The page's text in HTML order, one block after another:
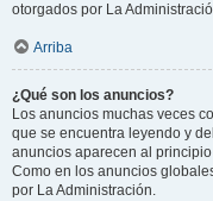
otorgados por La
Arriba
¿Qué son los anuncios?
Los anuncios muchas veces
que se encuentra leyendo y
anuncios aparecen al
Como en los anuncios
por La Administración.